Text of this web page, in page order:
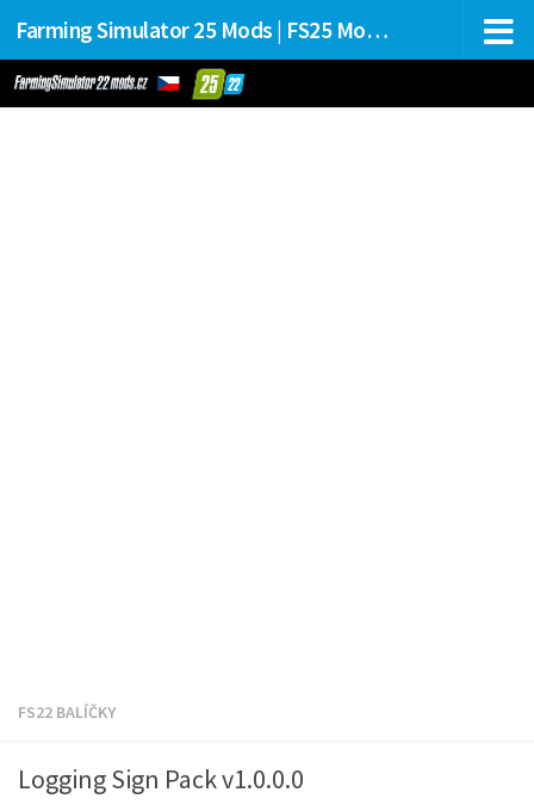
Farming Simulator 25 Mods | FS25 Mods Stahování
FS22 BALÍČKY
Logging Sign Pack v1.0.0.0